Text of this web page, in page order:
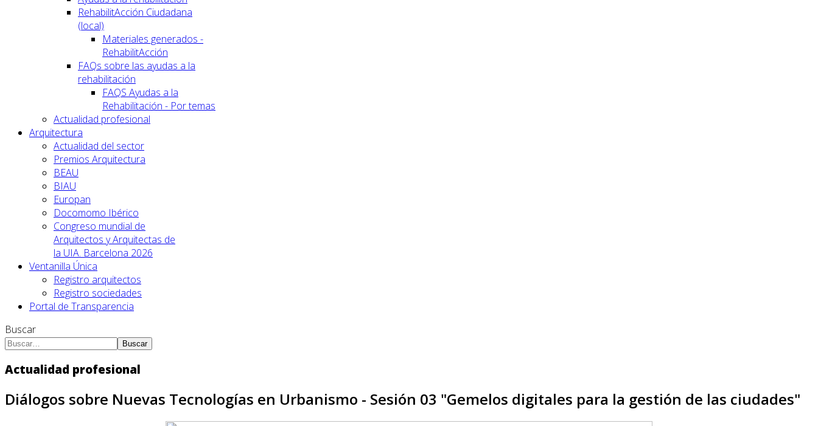
RehabilitAcción Ciudadana
(local)
Materiales generados -
RehabilitAcción
FAQs sobre las ayudas a la
rehabilitación
FAQS Ayudas a la
Rehabilitación - Por temas
Actualidad profesional
Arquitectura
Actualidad del sector
Premios Arquitectura
BEAU
BIAU
Europan
Docomomo Ibérico
Congreso mundial de
Arquitectos y Arquitectas de
la UIA. Barcelona 2026
Ventanilla Única
Registro arquitectos
Registro sociedades
Portal de Transparencia
Buscar
Buscar
Actualidad profesional
Diálogos sobre Nuevas Tecnologías en Urbanismo - Sesión 03 "Gemelos digitales para la gestión de las ciudades"